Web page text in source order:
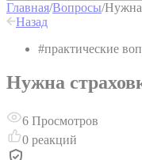
Главная/Вопросы/Нужна
Назад
#практические
Нужна
6 Просмотров
0 реакций